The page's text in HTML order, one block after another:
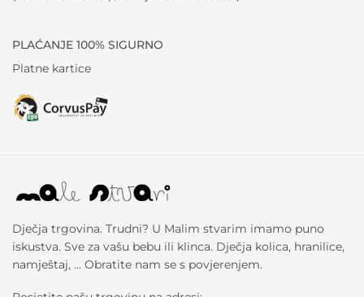
PLAĆANJE 100% SIGURNO
Platne kartice
Dječja trgovina. Trudni? U Malim stvarim imamo puno
iskustva. Sve za vašu bebu ili klinca. Dječja kolica, hranilice,
namještaj, … Obratite nam se s povjerenjem.